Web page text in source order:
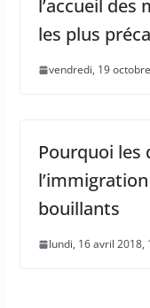
l’accueil des
les plus
vendredi, 19
Pourquoi les
bouillants
lundi, 16 avril 2018,